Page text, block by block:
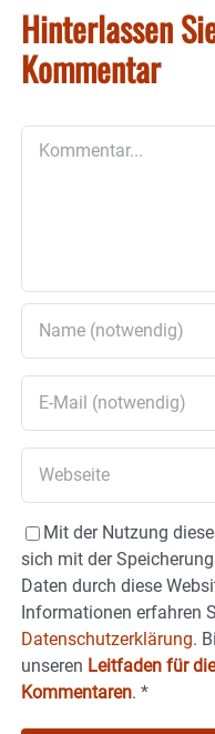
Hinterlassen
Kommentar
Mit der Nutzung
sich mit der
Daten durch diese
Informationen erfahren
Datenschutzerklärung.
unseren Leitfaden für
Kommentaren. *